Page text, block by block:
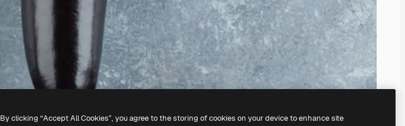
By clicking “Accept All Cookies”, you agree to the storing of cookies on your device to enhance site